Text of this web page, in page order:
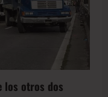
los otros dos